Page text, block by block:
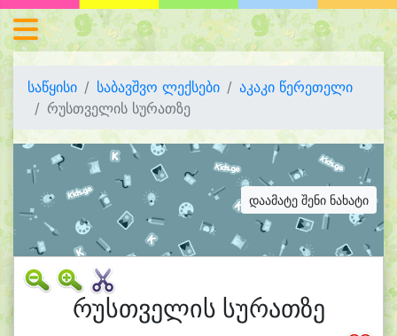
საწყისი საბავშვო ლექსები
აკაკი წერეთელი
რუსთველის სურათზე
დაამატე შენი ნახატი
რუსთველის სურათზე